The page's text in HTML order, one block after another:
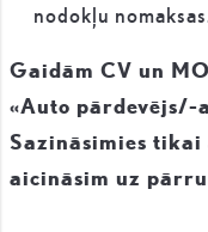
nodokļu
Gaidām CV un
«Auto pārdevējs/-
Sazināsimies
aicināsim uz